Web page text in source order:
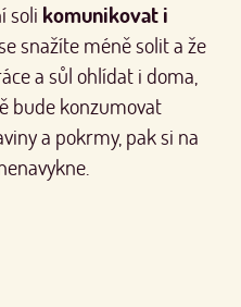
soli komunikovat i
snažíte méně solit a že
a sůl ohlídat i doma,
bude konzumovat
a pokrmy, pak si na